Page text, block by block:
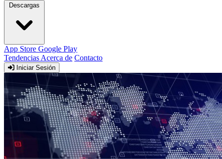
Descargas
App Store Google Play
Tendencias Acerca de Contacto
Iniciar Sesión